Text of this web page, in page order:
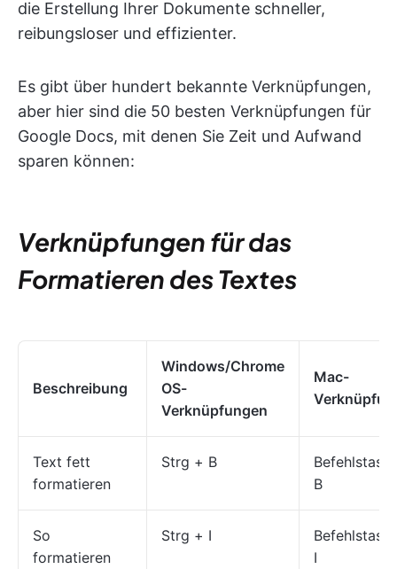
die Erstellung Ihrer Dokumente schneller,
reibungsloser und effizienter.
Es gibt über hundert bekannte Verknüpfungen,
aber hier sind die 50 besten Verknüpfungen für
Google Docs, mit denen Sie Zeit und Aufwand
sparen können:
Verknüpfungen für das
Formatieren des Textes
Beschreibung
Windows/Chrome
OS-
Verknüpfungen
Mac-
Text fett
formatieren
Strg + B
B
So
formatieren
Strg + I
I